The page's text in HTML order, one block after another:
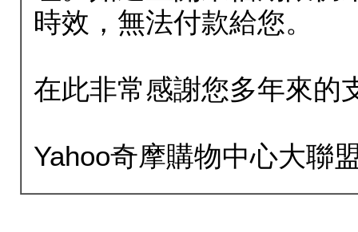
時效，無法付款給您。
在此非常感謝您多年來的
Yahoo奇摩購物中心大